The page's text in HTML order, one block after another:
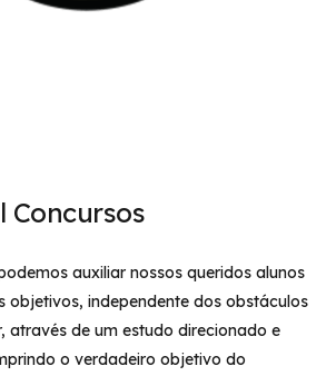
Concursos
auxiliar nossos queridos alunos
objetivos, independente dos obstáculos
através de um estudo direcionado e
o verdadeiro objetivo do